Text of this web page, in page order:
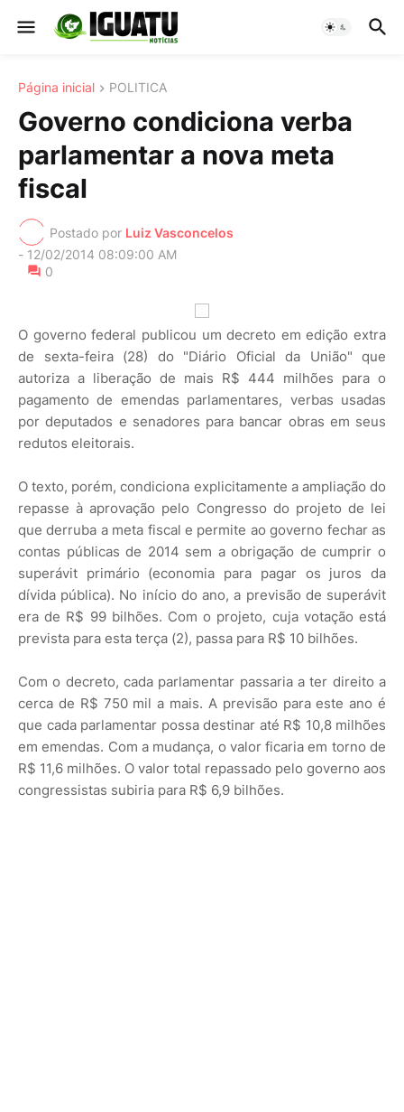
Página inicial POLITICA
Governo condiciona verba
parlamentar a nova meta
fiscal
Postado por Luiz Vasconcelos
- 12/02/2014 08:09:00 AM
0
O governo federal publicou um decreto em edição extra
de sexta-feira (28) do "Diário Oficial da União" que
autoriza a liberação de mais R$ 444 milhões para o
pagamento de emendas parlamentares, verbas usadas
por deputados e senadores para bancar obras em seus
redutos eleitorais.
O texto, porém, condiciona explicitamente a ampliação do
repasse à aprovação pelo Congresso do projeto de lei
que derruba a meta fiscal e permite ao governo fechar as
contas públicas de 2014 sem a obrigação de cumprir o
superávit primário (economia para pagar os juros da
dívida pública). No início do ano, a previsão de superávit
era de R$ 99 bilhões. Com o projeto, cuja votação está
prevista para esta terça (2), passa para R$ 10 bilhões.
Com o decreto, cada parlamentar passaria a ter direito a
cerca de R$ 750 mil a mais. A previsão para este ano é
que cada parlamentar possa destinar até R$ 10,8 milhões
em emendas. Com a mudança, o valor ficaria em torno de
R$ 11,6 milhões. O valor total repassado pelo governo aos
congressistas subiria para R$ 6,9 bilhões.